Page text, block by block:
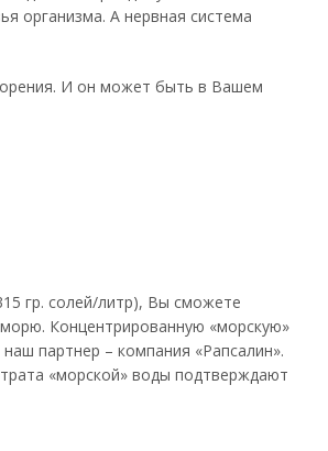
организма. А нервная система
И он может быть в Вашем
гр. солей/литр), Вы сможете
Концентрированную «морскую»
партнер – компания «Рапсалин».
«морской» воды подтверждают